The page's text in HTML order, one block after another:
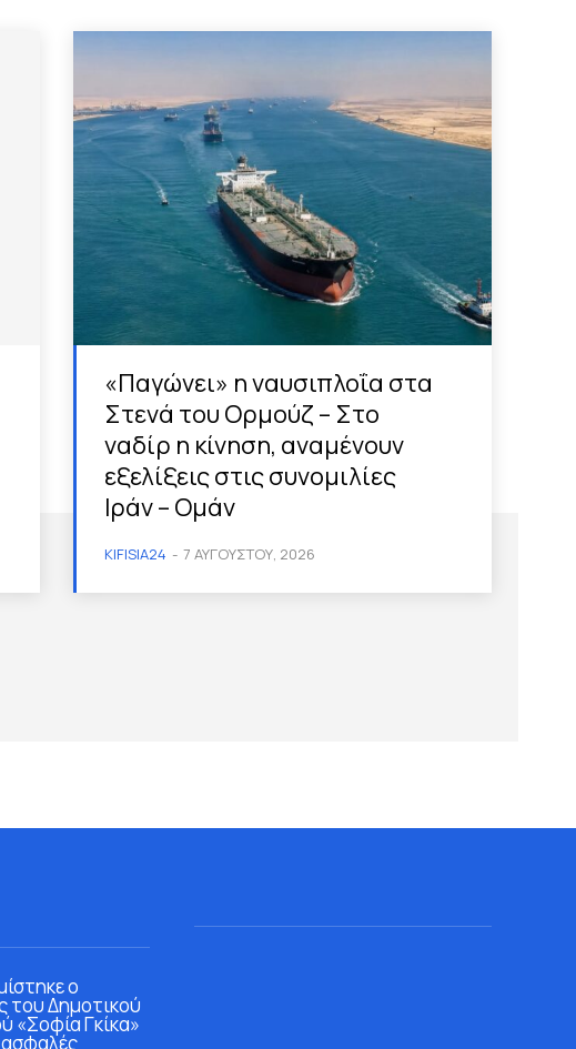
«Παγώνει» η ναυσιπλοΐα στα
Στενά του Ορμούζ – Στο
ναδίρ η κίνηση, αναμένουν
εξελίξεις στις συνομιλίες
Ιράν – Ομάν
KIFISIA24 - 7 ΑΥΓΟΎΣΤΟΥ, 2026
ο
του Δημοτικού
«Σοφία Γκίκα»
ασφαλές